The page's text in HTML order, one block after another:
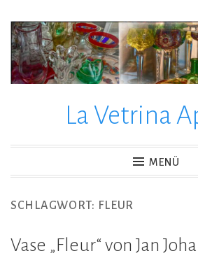
La Vetrina
MENÜ
SCHLAGWORT: FLEUR
Vase „Fleur“ von Jan